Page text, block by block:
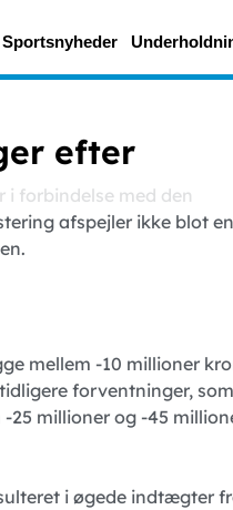
Sportsnyheder
efter
forbindelse med den
afspejler ikke blot en
mellem -10 millioner
forventninger, som
millioner og -45
i øgede indtægter